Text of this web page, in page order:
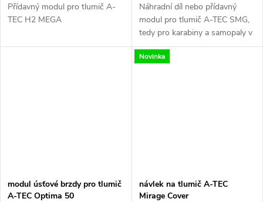
Přídavný modul pro tlumič A-
TEC H2 MEGA
Náhradní díl nebo přídavný
modul pro tlumič A-TEC SMG,
tedy pro karabiny a samopaly v
rážích 9mm, .40S&W. .45ACP a
nově i v ráži .300AAC.
modul úsťové brzdy pro tlumič
A-TEC Optima 50
Novinka
návlek na tlumič A-TEC
Mirage Cover